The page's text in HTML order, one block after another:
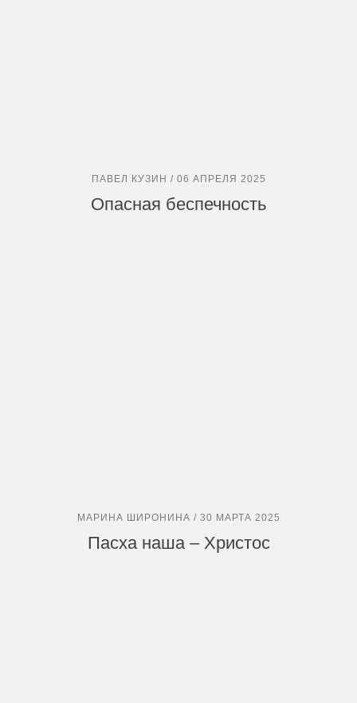
ПАВЕЛ КУЗИН / 06 АПРЕЛЯ 2025
Опасная беспечность
МАРИНА ШИРОНИНА / 30 МАРТА 2025
Пасха наша – Христос